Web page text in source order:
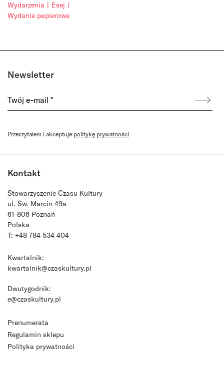
Wydarzenia
Esej
Wydanie papierowe
Newsletter
Przeczytałem i akceptuje politykę prywatności
Kontakt
Stowarzyszenie Czasu Kultury
ul. Św. Marcin 49a
61-806 Poznań
Polska
T: +48 784 534 404
Kwartalnik:
kwartalnik@czaskultury.pl
Dwutygodnik:
e@czaskultury.pl
Prenumerata
Regulamin sklepu
Polityka prywatności